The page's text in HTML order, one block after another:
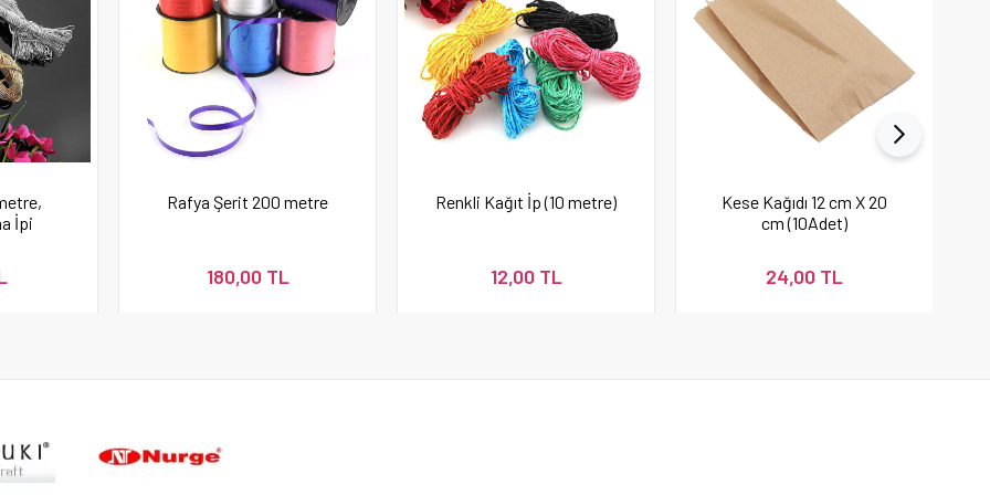
İpi
Rafya Şerit 200 metre
180,00 TL
Renkli Kağıt İp (10 metre)
12,00 TL
Kese Kağıdı 12 cm X 20
cm (10Adet)
24,00 TL